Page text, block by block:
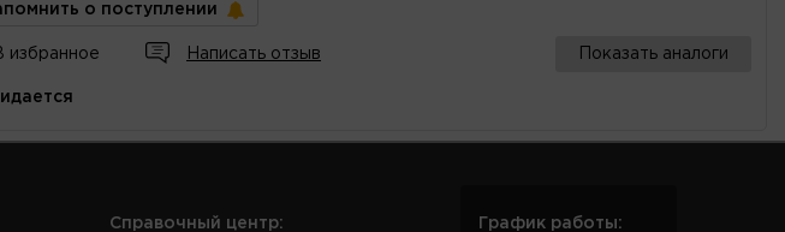
о поступлении
избранное Написать отзыв Показать аналоги
Справочный центр: График работы: